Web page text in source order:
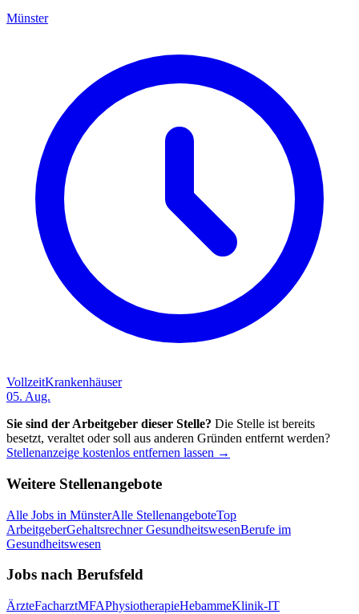
Münster
VollzeitKrankenhäuser
05. Aug.
Sie sind der Arbeitgeber dieser Stelle? Die Stelle ist bereits
besetzt, veraltet oder soll aus anderen Gründen entfernt werden?
Stellenanzeige kostenlos entfernen lassen →
Weitere Stellenangebote
Alle Jobs in MünsterAlle StellenangeboteTop
ArbeitgeberGehaltsrechner GesundheitswesenBerufe im
Gesundheitswesen
Jobs nach Berufsfeld
ÄrzteFacharztMFAPhysiotherapieHebammeKlinik-IT